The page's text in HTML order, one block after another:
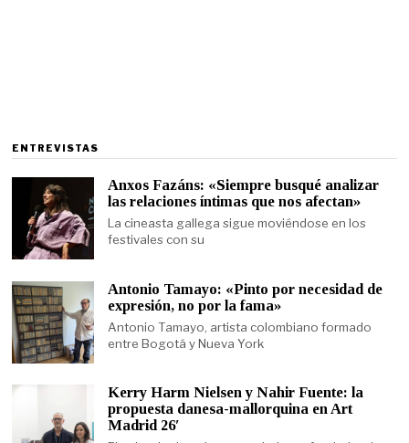
ENTREVISTAS
Anxos Fazáns: «Siempre busqué analizar
las relaciones íntimas que nos afectan»
La cineasta gallega sigue moviéndose en los
festivales con su
Antonio Tamayo: «Pinto por necesidad de
expresión, no por la fama»
Antonio Tamayo, artista colombiano formado
entre Bogotá y Nueva York
Kerry Harm Nielsen y Nahir Fuente: la
propuesta danesa-mallorquina en Art
Madrid 26′